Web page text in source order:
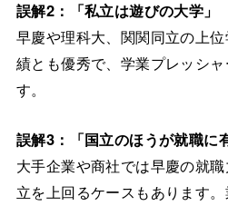
誤解2：「私立は遊びの大学」
早慶や理科大、関関同立の上
績とも優秀で、学業プレッシ
す。
誤解3：「国立のほうが就職に
大手企業や商社では早慶の就
立を上回るケースもあります